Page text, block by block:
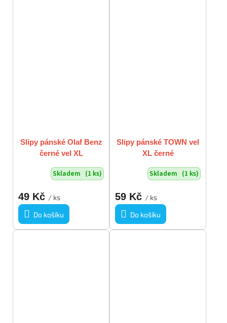
Slipy pánské Olaf Benz
černé vel XL
Skladem (1 ks)
49 Kč / ks
Do košíku
Slipy pánské TOWN vel
XL černé
Skladem (1 ks)
59 Kč / ks
Do košíku